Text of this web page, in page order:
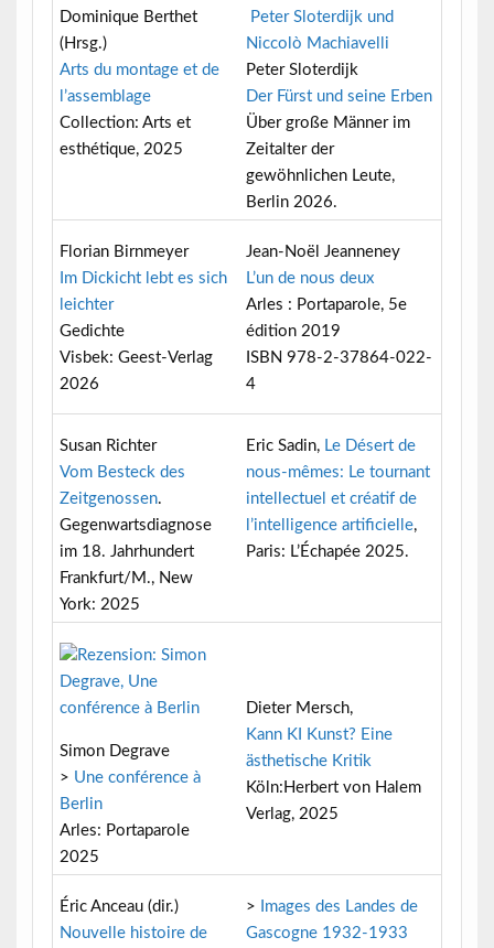
Dominique Berthet
(Hrsg.)
Arts du montage et de
l’assemblage
Collection: Arts et
esthétique, 2025
Peter Sloterdijk und
Niccolò Machiavelli
Peter Sloterdijk
Der Fürst und seine Erben
Über große Männer im
Zeitalter der
gewöhnlichen Leute,
Berlin 2026.
Florian Birnmeyer
Im Dickicht lebt es sich
leichter
Gedichte
Visbek: Geest-Verlag
2026
Jean-Noël Jeanneney
L’un de nous deux
Arles : Portaparole, 5e
édition 2019
ISBN 978-2-37864-022-
4
Susan Richter
Vom Besteck des
Zeitgenossen.
Gegenwartsdiagnose
im 18. Jahrhundert
Frankfurt/M., New
York: 2025
Eric Sadin, Le Désert de
nous-mêmes: Le tournant
intellectuel et créatif de
l’intelligence artificiell e,
Paris: L’Échapée 2025.
Simon Degrave
> Une conférence à
Berlin
Arles: Portaparole
2025
Dieter Mersch,
Kann KI Kunst? Eine
ästhetische Kritik
Köln:Herbert von Halem
Verlag, 2025
Éric Anceau (dir.)
Nouvelle histoire de
>
Images des Landes de
Gascogne 1932-1933